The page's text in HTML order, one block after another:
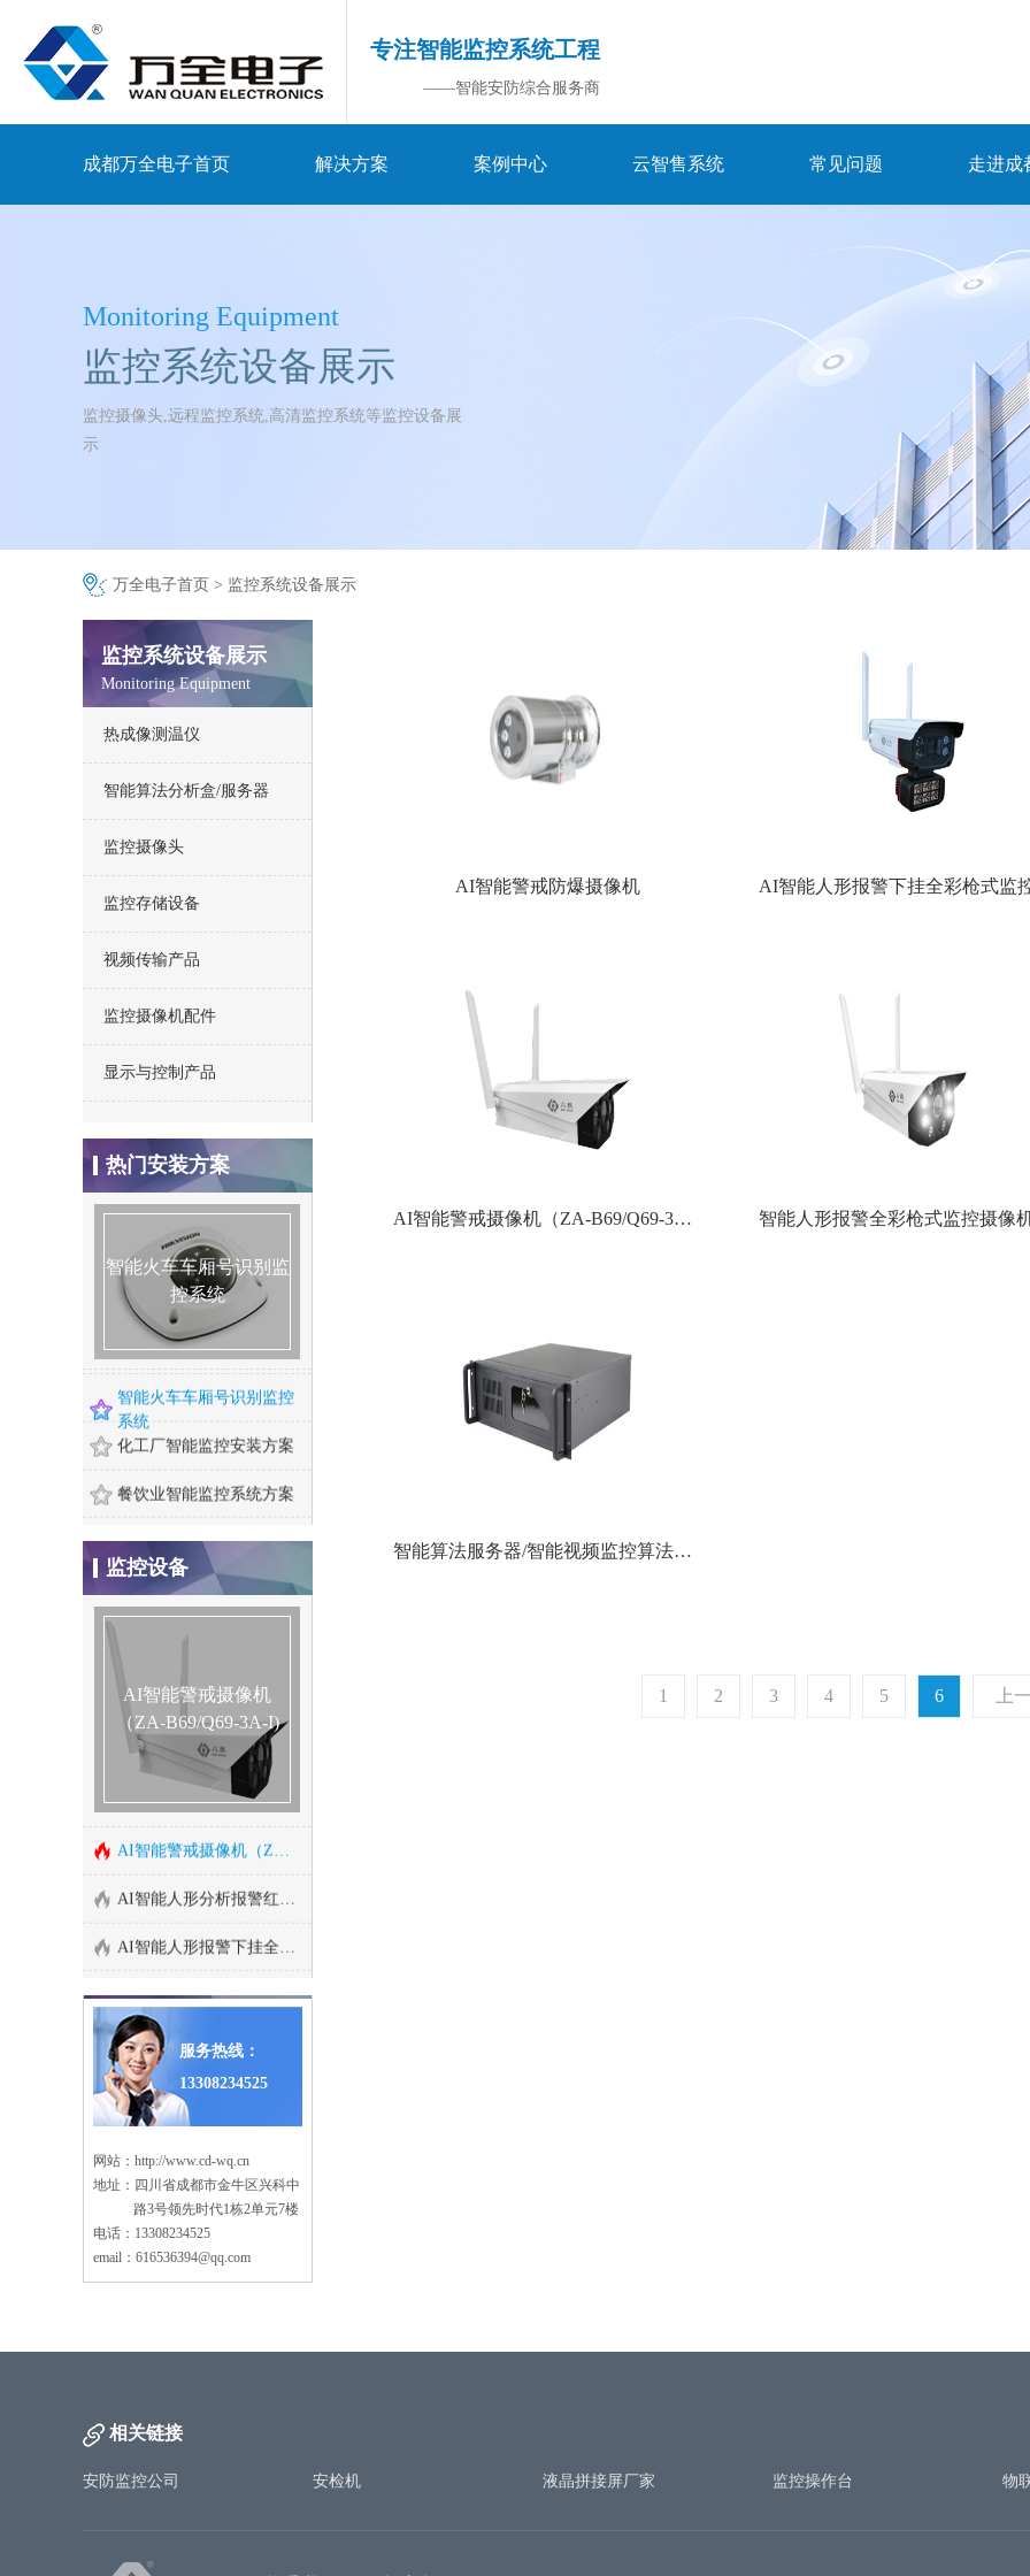
专注智能监控系统工程
——智能安防综合服务商
成都万全电子首页 解决方案 案例中心 云智售系统 常见问题 走进成
Monitoring Equipment
监控系统设备展示
监控摄像头,远程监控系统,高清监控系统等监控设备展
示
万全电子首页 > 监控系统设备展示
监控系统设备展示
Monitoring Equipment
热成像测温仪
智能算法分析盒/服务器
监控摄像头
监控存储设备
视频传输产品
监控摄像机配件
显示与控制产品
热门安装方案
智能火车车厢号识别监
控系统
智能火车车厢号识别监
控系统
智能火车车厢号识别监
控系统
仓库安防监控安装方案
别墅监控安装方案
连锁店监控安装方案
智能火焰识别监控方案
智能河道监控系统方案
智能火车车厢号识别监控
系统
化工厂智能监控安装方案
餐饮业智能监控系统方案
煤矿安全监控系统
智慧农业监控系统安装方
案
成都门禁系统安装
酒店监控系统安装方案
危化品工厂防爆监控安装
河道水位远程监控安装
森林防火监控系统方案
停车场出入口监控管理系
统
大型商场监控系统安装方
案
塔吊机防碰撞安全监测系
老旧小区监控系统工程安
装
高空抛物监控安装方案
智慧车棚安防监控系统安
装
学校监控安装方案
监控设备
AI智能警戒摄像机
（ZA-B69/Q69-3A-I)
400万红外高清网络高速变焦智能球型机
200万星光级日夜型高清网络半球型摄像机
智能人形报警全彩枪式监控摄像机（ZA-Q69-2AWS)
AI智能警戒摄像机（ZA-B69/Q69-3A-I)
AI智能人形分析报警红外半球监控摄像机
AI智能人形报警下挂全彩枪式监控摄像机
AI智能警戒防爆摄像机
萤石1080P200万高清云台网络摄像机
西数紫盘 高速安防监控专用硬盘2T/4T/6T/8T监控录像存储专用
服务热线：
13308234525
网站： http://www.cd-wq.cn
地址：四川省成都市金牛区兴科中
路3号领先时代1栋2单元7楼
电话：13308234525
email：616536394@qq.com
AI智能警戒防爆摄像机
AI智能警戒摄像机（ZA-B69/Q69-3A-I)
智能算法服务器/智能视频监控算法服务器
1 2 3 4 5 6 上
相关链接
安防监控公司 安检机 液晶拼接屏厂家 监控操作台 物